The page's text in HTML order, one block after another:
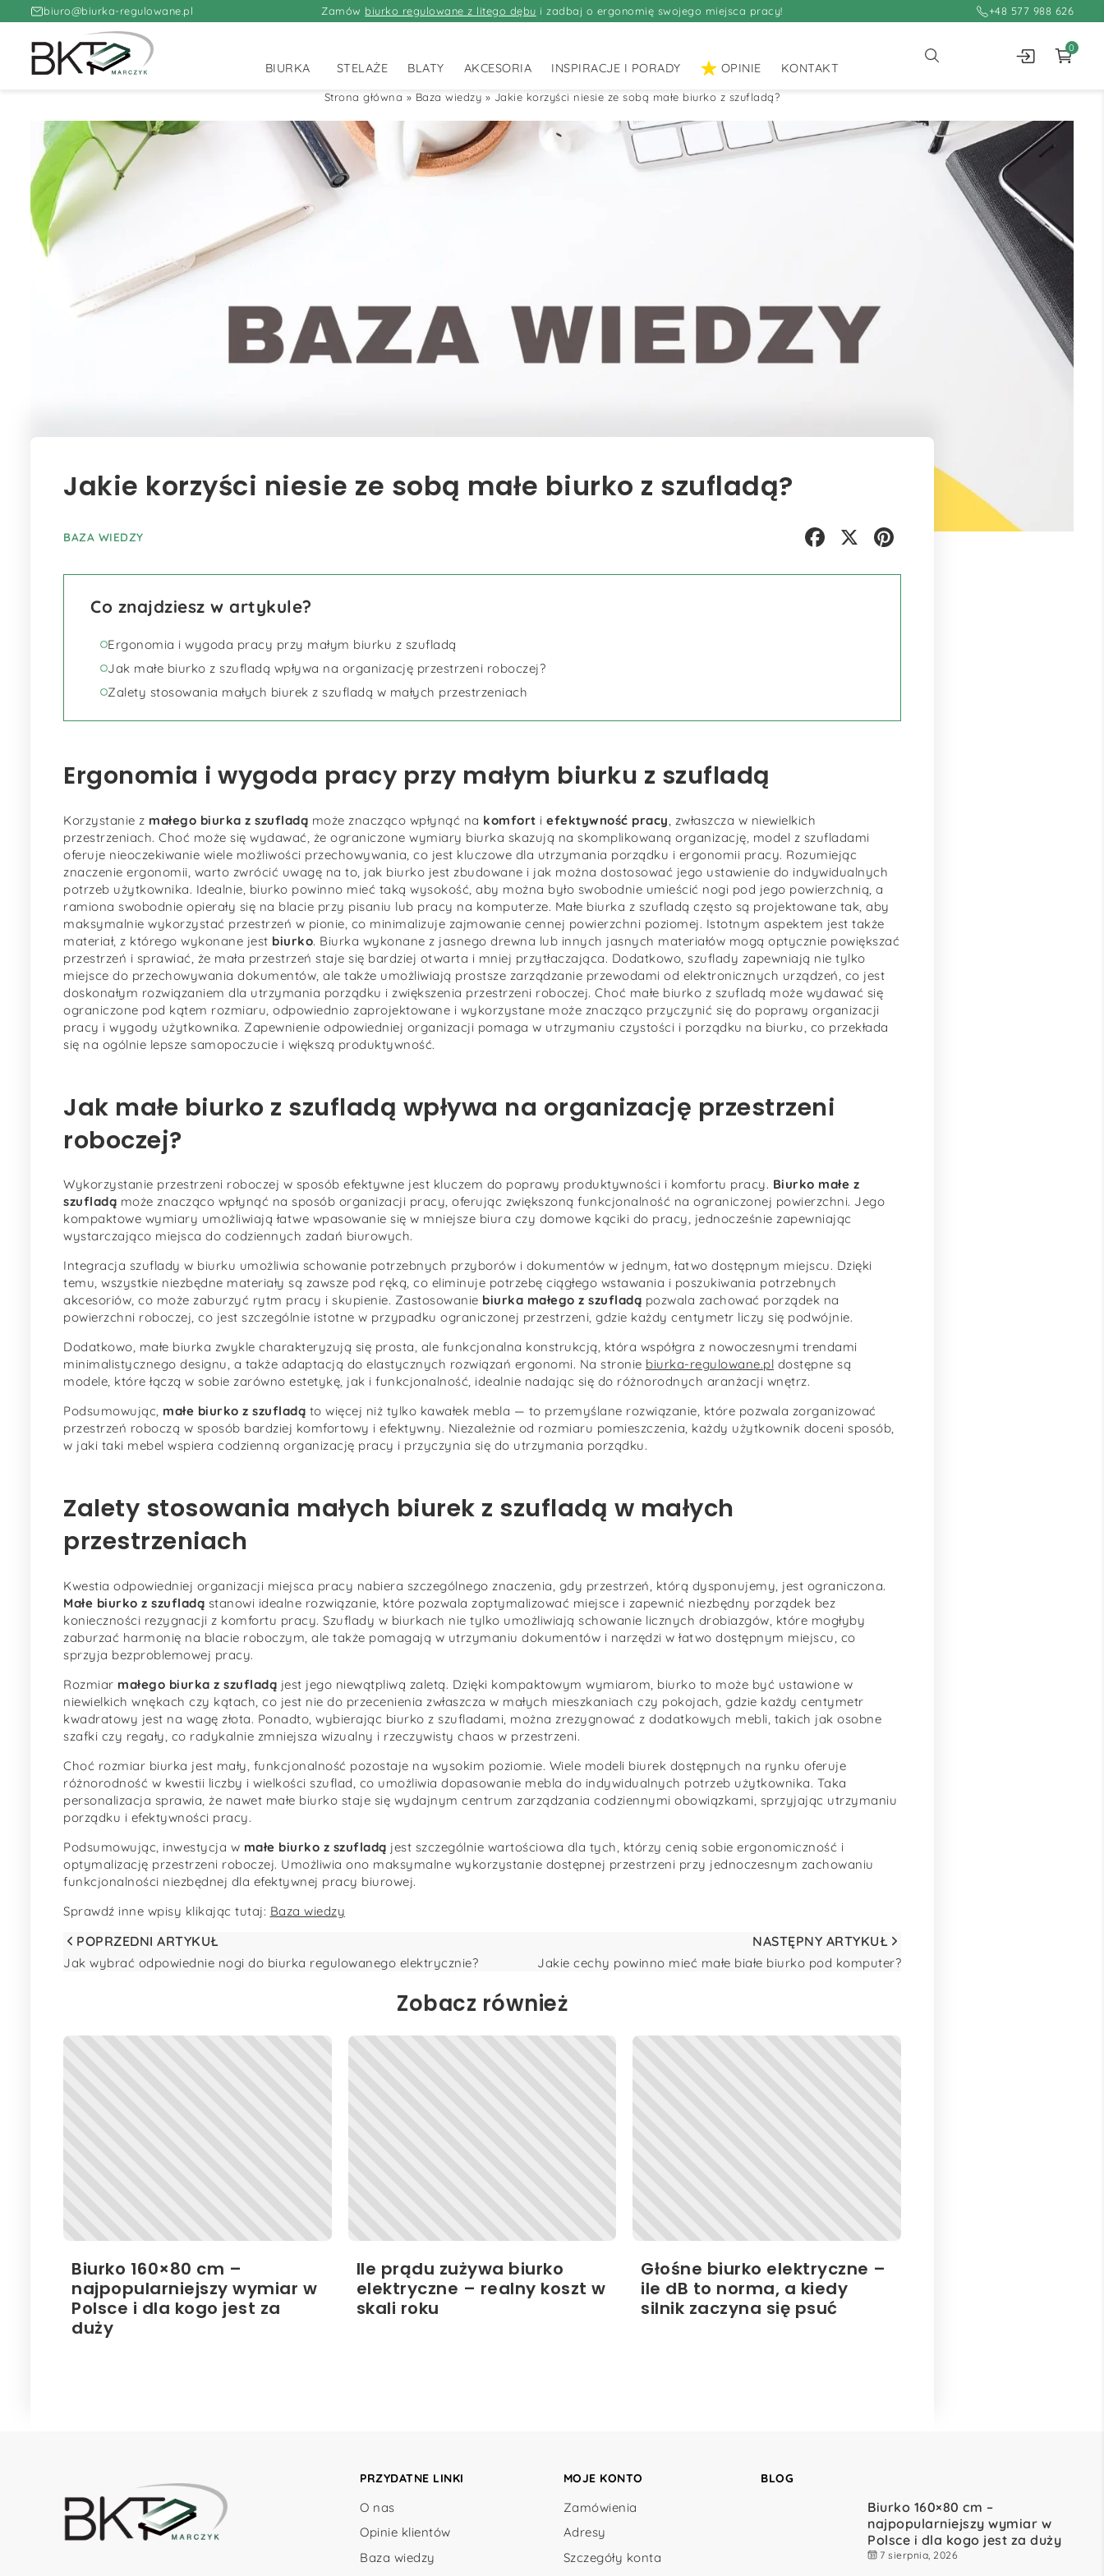
biuro@biurka-regulowane.pl Zamów biurko regulowane z litego dębu i zadbaj o ergonomię swojego miejsca pracy! +48 577 988 626
BIURKA STELAŻE BLATY AKCESORIA INSPIRACJE I PORADY OPINIE KONTAKT
0
Strona główna » Baza wiedzy » Jakie korzyści niesie ze sobą małe biurko z szufladą?
Jakie korzyści niesie ze sobą małe biurko z szufladą?
BAZA WIEDZY
Co znajdziesz w artykule?
Ergonomia i wygoda pracy przy małym biurku z szufladą
Jak małe biurko z szufladą wpływa na organizację przestrzeni roboczej?
Zalety stosowania małych biurek z szufladą w małych przestrzeniach
Ergonomia i wygoda pracy przy małym biurku z szufladą
Korzystanie z małego biurka z szufladą może znacząco wpłynąć na komfort i efektywność pracy , zwłaszcza w niewielkich
przestrzeniach. Choć może się wydawać, że ograniczone wymiary biurka skazują na skomplikowaną organizację, model z szufladami
oferuje nieoczekiwanie wiele możliwości przechowywania, co jest kluczowe dla utrzymania porządku i ergonomii pracy. Rozumiejąc
znaczenie ergonomii, warto zwrócić uwagę na to, jak biurko jest zbudowane i jak można dostosować jego ustawienie do indywidualnych
potrzeb użytkownika. Idealnie, biurko powinno mieć taką wysokość, aby można było swobodnie umieścić nogi pod jego powierzchnią, a
ramiona swobodnie opierały się na blacie przy pisaniu lub pracy na komputerze. Małe biurka z szufladą często są projektowane tak, aby
maksymalnie wykorzystać przestrzeń w pionie, co minimalizuje zajmowanie cennej powierzchni poziomej. Istotnym aspektem jest także
materiał, z którego wykonane jest biurko. Biurka wykonane z jasnego drewna lub innych jasnych materiałów mogą optycznie powiększać
przestrzeń i sprawiać, że mała przestrzeń staje się bardziej otwarta i mniej przytłaczająca. Dodatkowo, szuflady zapewniają nie tylko
miejsce do przechowywania dokumentów, ale także umożliwiają prostsze zarządzanie przewodami od elektronicznych urządzeń, co jest
doskonałym rozwiązaniem dla utrzymania porządku i zwiększenia przestrzeni roboczej. Choć małe biurko z szufladą może wydawać się
ograniczone pod kątem rozmiaru, odpowiednio zaprojektowane i wykorzystane może znacząco przyczynić się do poprawy organizacji
pracy i wygody użytkownika. Zapewnienie odpowiedniej organizacji pomaga w utrzymaniu czystości i porządku na biurku, co przekłada
się na ogólnie lepsze samopoczucie i większą produktywność.
Jak małe biurko z szufladą wpływa na organizację przestrzeni
roboczej?
Wykorzystanie przestrzeni roboczej w sposób efektywne jest kluczem do poprawy produktywności i komfortu pracy. Biurko małe z
szufladą może znacząco wpłynąć na sposób organizacji pracy, oferując zwiększoną funkcjonalność na ograniczonej powierzchni. Jego
kompaktowe wymiary umożliwiają łatwe wpasowanie się w mniejsze biura czy domowe kąciki do pracy, jednocześnie zapewniając
wystarczająco miejsca do codziennych zadań biurowych.
Integracja szuflady w biurku umożliwia schowanie potrzebnych przyborów i dokumentów w jednym, łatwo dostępnym miejscu. Dzięki
temu, wszystkie niezbędne materiały są zawsze pod ręką, co eliminuje potrzebę ciągłego wstawania i poszukiwania potrzebnych
akcesoriów, co może zaburzyć rytm pracy i skupienie. Zastosowanie biurka małego z szufladą pozwala zachować porządek na
powierzchni roboczej, co jest szczególnie istotne w przypadku ograniczonej przestrzeni, gdzie każdy centymetr liczy się podwójnie.
Dodatkowo, małe biurka zwykle charakteryzują się prosta, ale funkcjonalna konstrukcją, która współgra z nowoczesnymi trendami
minimalistycznego designu, a także adaptacją do elastycznych rozwiązań ergonomi. Na stronie biurka-regulowane.pl dostępne są
modele, które łączą w sobie zarówno estetykę, jak i funkcjonalność, idealnie nadając się do różnorodnych aranżacji wnętrz.
Podsumowując, małe biurko z szufladą to więcej niż tylko kawałek mebla — to przemyślane rozwiązanie, które pozwala zorganizować
przestrzeń roboczą w sposób bardziej komfortowy i efektywny. Niezależnie od rozmiaru pomieszczenia, każdy użytkownik doceni sposób,
w jaki taki mebel wspiera codzienną organizację pracy i przyczynia się do utrzymania porządku.
Zalety stosowania małych biurek z szufladą w małych
przestrzeniach
Kwestia odpowiedniej organizacji miejsca pracy nabiera szczególnego znaczenia, gdy przestrzeń, którą dysponujemy, jest ograniczona.
Małe biurko z szufladą stanowi idealne rozwiązanie, które pozwala zoptymalizować miejsce i zapewnić niezbędny porządek bez
konieczności rezygnacji z komfortu pracy. Szuflady w biurkach nie tylko umożliwiają schowanie licznych drobiazgów, które mogłyby
zaburzać harmonię na blacie roboczym, ale także pomagają w utrzymaniu dokumentów i narzędzi w łatwo dostępnym miejscu, co
sprzyja bezproblemowej pracy.
Rozmiar małego biurka z szufladą jest jego niewątpliwą zaletą. Dzięki kompaktowym wymiarom, biurko to może być ustawione w
niewielkich wnękach czy kątach, co jest nie do przecenienia zwłaszcza w małych mieszkaniach czy pokojach, gdzie każdy centymetr
kwadratowy jest na wagę złota. Ponadto, wybierając biurko z szufladami, można zrezygnować z dodatkowych mebli, takich jak osobne
szafki czy regały, co radykalnie zmniejsza wizualny i rzeczywisty chaos w przestrzeni.
Choć rozmiar biurka jest mały, funkcjonalność pozostaje na wysokim poziomie. Wiele modeli biurek dostępnych na rynku oferuje
różnorodność w kwestii liczby i wielkości szuflad, co umożliwia dopasowanie mebla do indywidualnych potrzeb użytkownika. Taka
personalizacja sprawia, że nawet małe biurko staje się wydajnym centrum zarządzania codziennymi obowiązkami, sprzyjając utrzymaniu
porządku i efektywności pracy.
Podsumowując, inwestycja w małe biurko z szufladą jest szczególnie wartościowa dla tych, którzy cenią sobie ergonomiczność i
optymalizację przestrzeni roboczej. Umożliwia ono maksymalne wykorzystanie dostępnej przestrzeni przy jednoczesnym zachowaniu
funkcjonalności niezbędnej dla efektywnej pracy biurowej.
Sprawdź inne wpisy klikając tutaj: Baza wiedzy
POPRZEDNI ARTYKUŁ
Jak wybrać odpowiednie nogi do biurka regulowanego elektrycznie?
NASTĘPNY ARTYKUŁ
Jakie cechy powinno mieć małe białe biurko pod komputer?
Zobacz również
Biurko 160×80 cm –
najpopularniejszy wymiar w
Polsce i dla kogo jest za
duży
Ile prądu zużywa biurko
elektryczne – realny koszt w
skali roku
Głośne biurko elektryczne –
ile dB to norma, a kiedy
silnik zaczyna się psuć
PRZYDATNE LINKI
O nas
Opinie klientów
Baza wiedzy
MOJE KONTO
Zamówienia
Adresy
Szczegóły konta
BLOG
Biurko 160×80 cm –
najpopularniejszy wymiar w
Polsce i dla kogo jest za duży
7 sierpnia, 2026